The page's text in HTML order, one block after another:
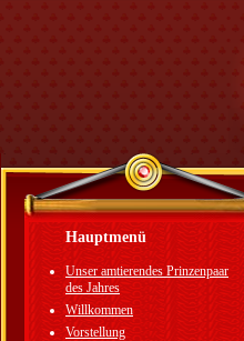
Hauptmenü
Unser amtierendes Prinzenpaar
des Jahres
Willkommen
Vorstellung